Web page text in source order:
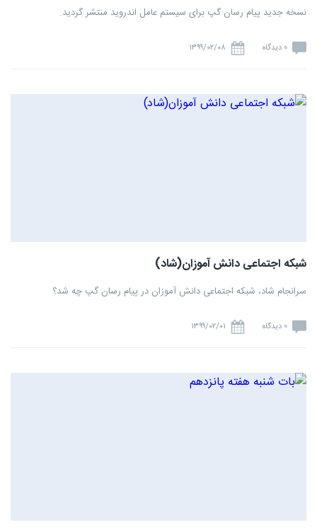
نسخه جدید پیام رسان گپ برای سیستم عامل اندروید منتشر گردید.
0 دیدگاه ۱۳۹۹/۰۲/۰۸
شبکه اجتماعی دانش آموزان(شاد)
سرانجام شاد، شبکه اجتماعی دانش آموزان در پیام رسان گپ چه شد؟
0 دیدگاه ۱۳۹۹/۰۲/۰۱